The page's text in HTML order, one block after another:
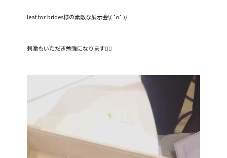
leaf for brides様の素敵な展示会\( ˆoˆ )/
刺激もいただき勉強になります🙇‍♀️
プ
ヤ